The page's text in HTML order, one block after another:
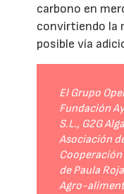
carbono en
convirtiendo la
posible vía
El Grupo
Fundación
S.L., G2G
Asociación
de Paula
Agro-